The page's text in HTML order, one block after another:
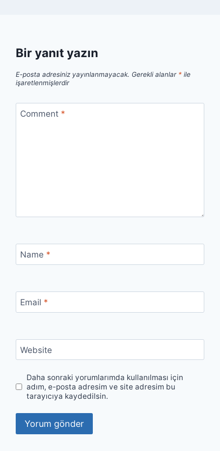
Bir yanıt yazın
E-posta adresiniz yayınlanmayacak. Gerekli alanlar * ile
işaretlenmişlerdir
Comment *
Name *
Email *
Website
Daha sonraki yorumlarımda kullanılması için
adım, e-posta adresim ve site adresim bu
tarayıcıya kaydedilsin.